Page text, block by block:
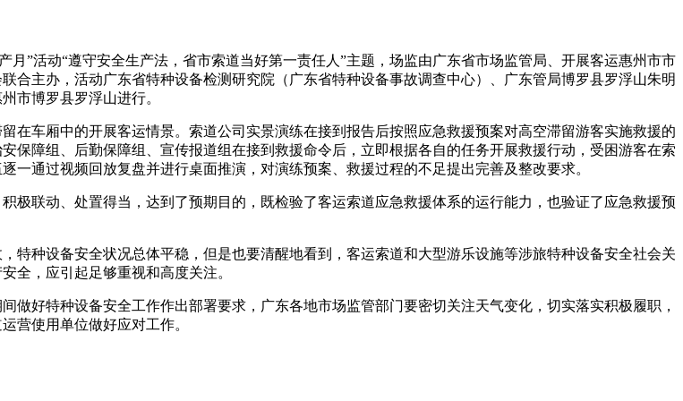
月”活动“遵守安全生产法，省市索道当好第一责任人”主题，场监由广东省市场监管局、开展客运惠州市市
合主办，活动广东省特种设备检测研究院（广东省特种设备事故调查中心）、广东管局博罗县罗浮山朱明
市博罗县罗浮山进行。
在车厢中的开展客运情景。索道公司实景演练在接到报告后按照应急救援预案对高空滞留游客实施救援的
保障组、后勤保障组、宣传报道组在接到救援命令后，立即根据各自的任务开展救援行动，受困游客在索
通过视频回放复盘并进行桌面推演，对演练预案、救援过程的不足提出完善及整改要求。
极联动、处置得当，达到了预期目的，既检验了客运索道应急救援体系的运行能力，也验证了应急救援预
特种设备安全状况总体平稳，但是也要清醒地看到，客运索道和大型游乐设施等涉旅特种设备安全社会关
全，应引起足够重视和高度关注。
好特种设备安全工作作出部署要求，广东各地市场监管部门要密切关注天气变化，切实落实积极履职，
营使用单位做好应对工作。